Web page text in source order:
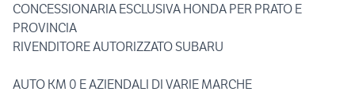
CONCESSIONARIA ESCLUSIVA HONDA PER PRATO E
PROVINCIA
RIVENDITORE AUTORIZZATO SUBARU
AUTO KM 0 E AZIENDALI DI VARIE MARCHE